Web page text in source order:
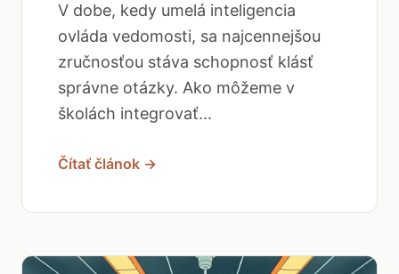
V dobe, kedy umelá inteligencia
ovláda vedomosti, sa najcennejšou
zručnosťou stáva schopnosť klásť
správne otázky. Ako môžeme v
školách integrovať...
Čítať článok →